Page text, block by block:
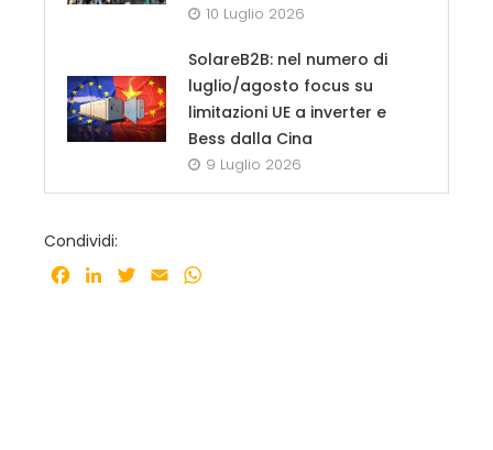
10 Luglio 2026
SolareB2B: nel numero di
luglio/agosto focus su
limitazioni UE a inverter e
Bess dalla Cina
9 Luglio 2026
Condividi:
Facebook
LinkedInTwitter
Email